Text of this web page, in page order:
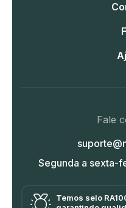
Fale
Segunda a sexta-
Temos selo